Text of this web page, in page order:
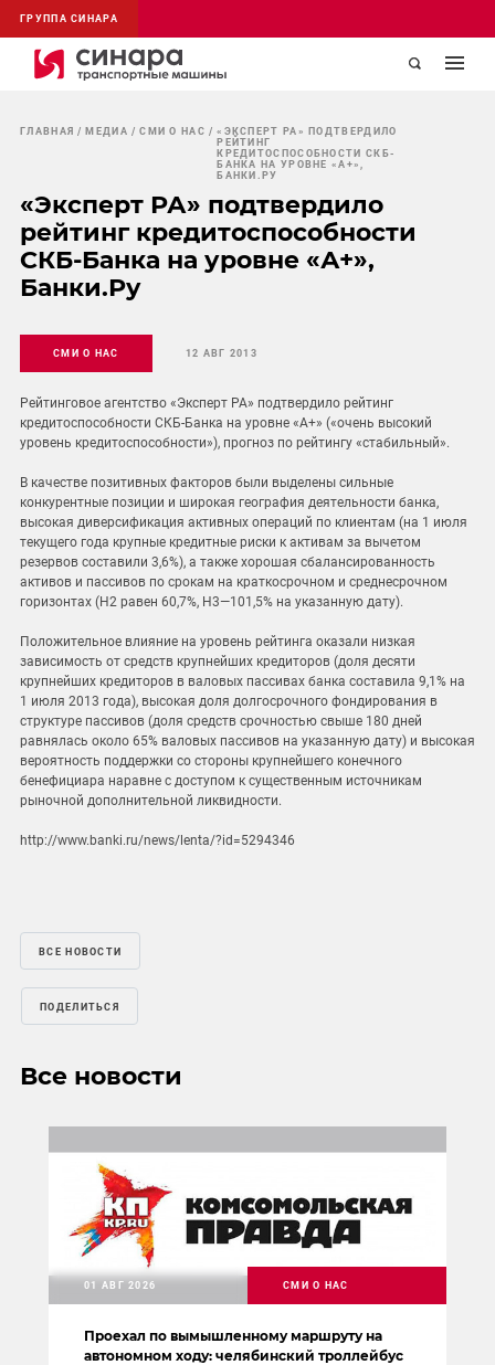
ГРУППА СИНАРА
ГЛАВНАЯ МЕДИА СМИ О НАС
«ЭКСПЕРТ РА» ПОДТВЕРДИЛО
РЕЙТИНГ
КРЕДИТОСПОСОБНОСТИ СКБ-
БАНКА НА УРОВНЕ «А+»,
БАНКИ.РУ
«Эксперт РА» подтвердило
рейтинг кредитоспособности
СКБ-Банка на уровне «А+»,
Банки.Ру
СМИ О НАС 12 АВГ 2013
Рейтинговое агентство «Эксперт РА» подтвердило рейтинг
кредитоспособности СКБ-Банка на уровне «А+» («очень высокий
уровень кредитоспособности»), прогноз по рейтингу «стабильный».
В качестве позитивных факторов были выделены сильные
конкурентные позиции и широкая география деятельности банка,
высокая диверсификация активных операций по клиентам (на 1 июля
текущего года крупные кредитные риски к активам за вычетом
резервов составили 3,6%), а также хорошая сбалансированность
активов и пассивов по срокам на краткосрочном и среднесрочном
горизонтах (Н2 равен 60,7%, Н3—101,5% на указанную дату).
Положительное влияние на уровень рейтинга оказали низкая
зависимость от средств крупнейших кредиторов (доля десяти
крупнейших кредиторов в валовых пассивах банка составила 9,1% на
1 июля 2013 года), высокая доля долгосрочного фондирования в
структуре пассивов (доля средств срочностью свыше 180 дней
равнялась около 65% валовых пассивов на указанную дату) и высокая
вероятность поддержки со стороны крупнейшего конечного
бенефициара наравне с доступом к существенным источникам
рыночной дополнительной ликвидности.
http://www.banki.ru/news/lenta/?id=5294346
ВСЕ НОВОСТИ
ПОДЕЛИТЬСЯ
Все новости
Проехал по вымышленному маршруту на
автономном ходу: челябинский троллейбус
01 АВГ 2026 СМИ О НАС